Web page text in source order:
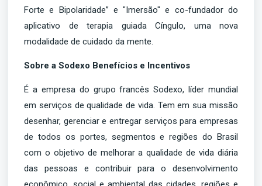
Forte e Bipolaridade” e "Imersão" e co-fundador do
aplicativo de terapia guiada Cíngulo, uma nova
modalidade de cuidado da mente.
Sobre a Sodexo Benefícios e Incentivos
É a empresa do grupo francês Sodexo, líder mundial
em serviços de qualidade de vida. Tem em sua missão
desenhar, gerenciar e entregar serviços para empresas
de todos os portes, segmentos e regiões do Brasil
com o objetivo de melhorar a qualidade de vida diária
das pessoas e contribuir para o desenvolvimento